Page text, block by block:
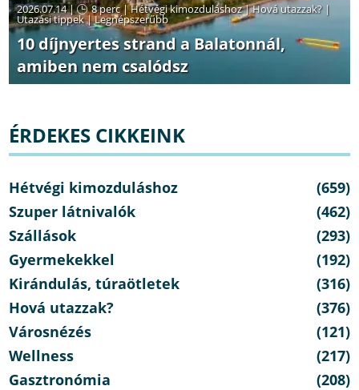
2026.07.14 | 8 perc|Hétvégi kimozduláshoz|Hová utazzak? |
Utazási tippek|Legnépszerűbb
10 díjnyertes strand a Balatonnál,
amiben nem csalódsz
ÉRDEKES CIKKEINK
Hétvégi kimozduláshoz
(659)
Szuper látnivalók
(462)
Szállások
(293)
Gyermekekkel
(192)
Kirándulás, túraötletek
(316)
Hová utazzak?
(376)
Városnézés
(121)
Wellness
(217)
Gasztronómia
(208)